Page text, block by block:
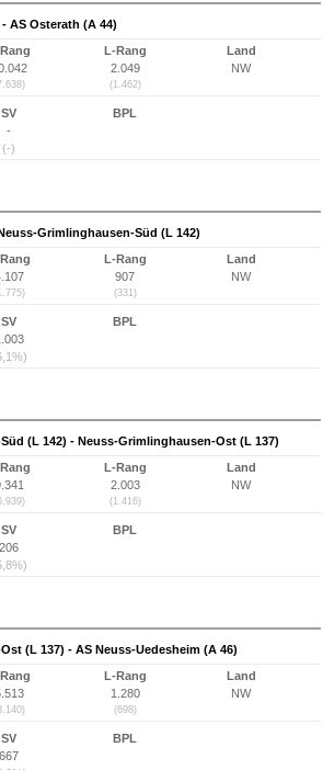
AS Osterath (A 44)
L-Rang
2.049
(1.462)
Land
NW
SV
-
(-)
BPL
Grimlinghausen-Süd (L 142)
L-Rang
907
(331)
Land
NW
SV
BPL
(L 142) - Neuss-Grimlinghausen-Ost (L 137)
L-Rang
2.003
(1.416)
Land
NW
SV
206
BPL
(L 137) - AS Neuss-Uedesheim (A 46)
L-Rang
1.280
(698)
Land
NW
SV
667
BPL